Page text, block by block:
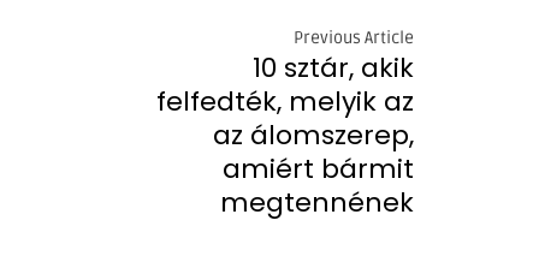
Previous Article
10 sztár, akik
felfedték, melyik az
az álomszerep,
amiért bármit
megtennének